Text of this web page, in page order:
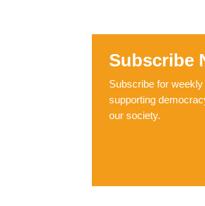
Subscribe
Subscribe for
supporting
our society.